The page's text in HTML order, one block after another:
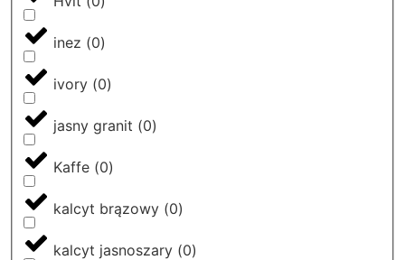
inez (0)
ivory (0)
jasny granit (0)
Kaffe (0)
kalcyt brązowy (0)
kalcyt jasnoszary (0)